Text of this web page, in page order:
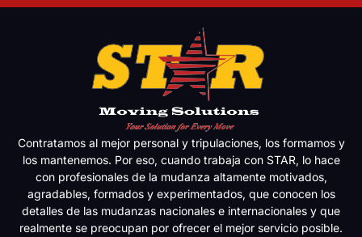
Contratamos al mejor personal y tripulaciones, los formamos y
los mantenemos. Por eso, cuando trabaja con STAR, lo hace
con profesionales de la mudanza altamente motivados,
agradables, formados y experimentados, que conocen los
detalles de las mudanzas nacionales e internacionales y que
realmente se preocupan por ofrecer el mejor servicio posible.